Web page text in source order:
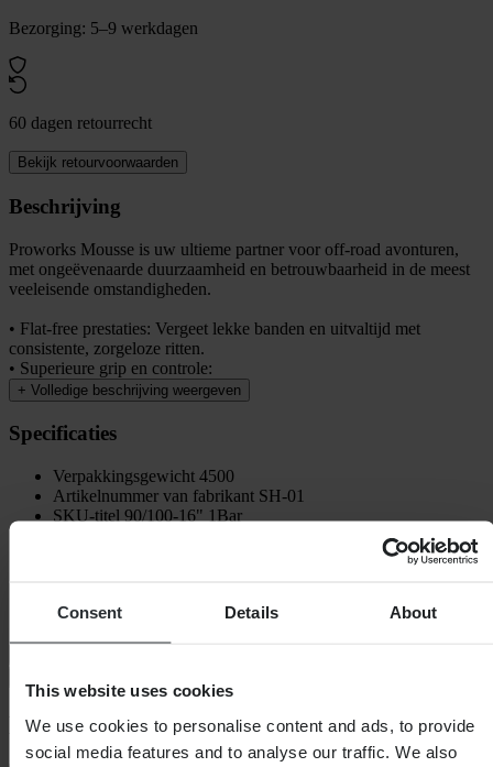
Consent Details About
This website uses cookies
We use cookies to personalise content and ads, to provide
social media features and to analyse our traffic. We also
Bezorging: 5–9 werkdagen
60 dagen retourrecht
Bekijk retourvoorwaarden
Beschrijving
Proworks Mousse is uw ultieme partner voor off-road avonturen,
met ongeëvenaarde duurzaamheid en betrouwbaarheid in de meest
veeleisende omstandigheden.
• Flat-free prestaties: Vergeet lekke banden en uitvaltijd met
consistente, zorgeloze ritten.
• Superieure grip en controle:
+ Volledige beschrijving weergeven
Specificaties
Verpakkingsgewicht 4500
Artikelnummer van fabrikant SH-01
SKU-titel 90/100-16" 1Bar
Verpakkingsbreedte
Klantenbeoordelingen (8)